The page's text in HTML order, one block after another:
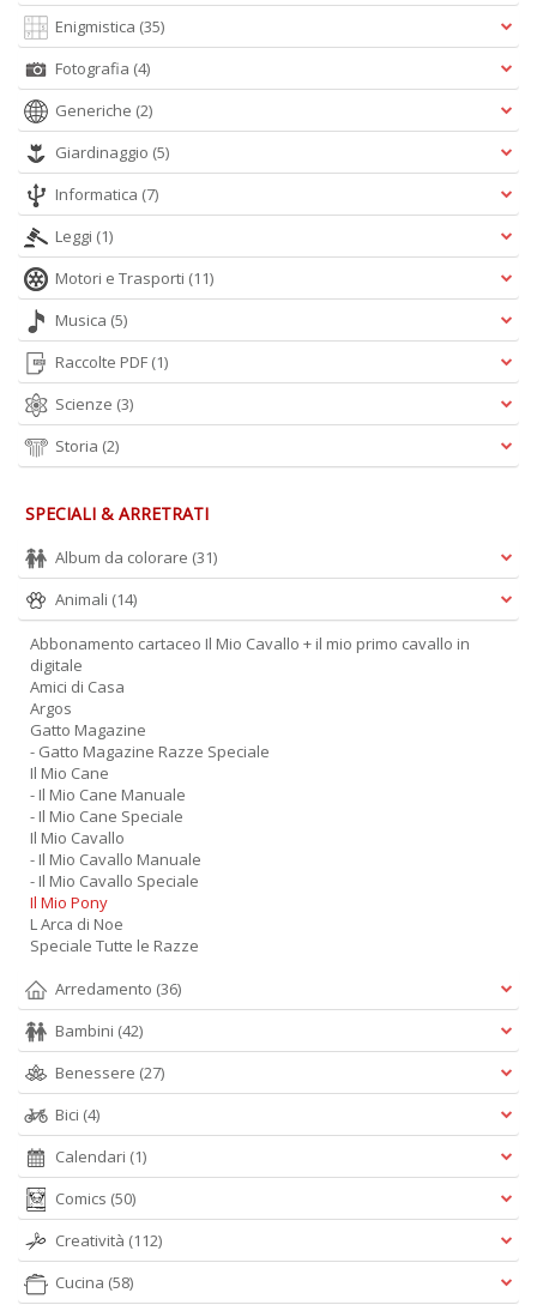
Enigmistica (35)
Fotografia (4)
Generiche (2)
Giardinaggio (5)
Informatica (7)
Leggi (1)
Motori e Trasporti (11)
Musica (5)
Raccolte PDF (1)
Scienze (3)
Storia (2)
SPECIALI & ARRETRATI
Album da colorare (31)
Animali (14)
Abbonamento cartaceo Il Mio Cavallo + il mio primo cavallo in
digitale
Amici di Casa
Argos
Gatto Magazine
- Gatto Magazine Razze Speciale
Il Mio Cane
- Il Mio Cane Manuale
- Il Mio Cane Speciale
Il Mio Cavallo
- Il Mio Cavallo Manuale
- Il Mio Cavallo Speciale
Il Mio Pony
L Arca di Noe
Speciale Tutte le Razze
Arredamento (36)
Bambini (42)
Benessere (27)
Bici (4)
Calendari (1)
Comics (50)
Creatività (112)
Cucina (58)